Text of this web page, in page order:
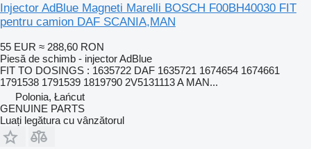
Injector AdBlue Magneti Marelli BOSCH F00BH40030 FIT
pentru camion DAF SCANIA,MAN
55 EUR ≈ 288,60 RON
Piesă de schimb - injector AdBlue
FIT TO DOSINGS : 1635722 DAF 1635721 1674654 1674661
1791538 1791539 1819790 2V5131113 A MAN...
Polonia, Łańcut
GENUINE PARTS
Luați legătura cu vânzătorul